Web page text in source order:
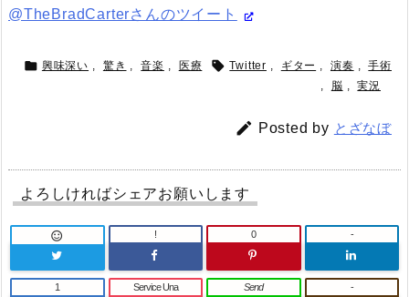
@TheBradCarterさんのツイート
 興味深い , 驚き , 音楽 , 医療  Twitter , ギター , 演奏 , 手術
,
脳 , 実況
 Posted by とざなぼ
よろしければシェアお願いします
 ! 0 -
1 Service Una Send -